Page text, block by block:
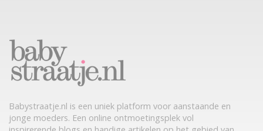
Babystraatje.nl is een uniek platform voor aanstaande en
jonge moeders. Een online ontmoetingsplek vol